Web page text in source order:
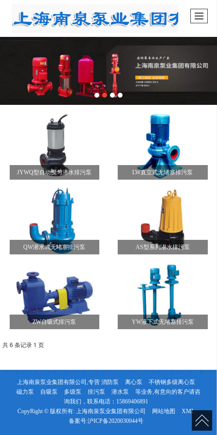
JYWQ型自动搅匀潜水排污泵 LW直立式无堵塞排污泵
QW潜水式无堵塞排污泵 AS型系列潜水排污泵
ZW自吸式排污泵 YW液下式无堵塞排污泵
共 6 条记录 1 页
上海南泉泵业集团有限公司,专营 消防泵 离心泵
不锈钢多级离心泵
磁力泵
自吸泵 多级泵 排污泵 潜水泵
等业务,有意向的客户请咨
询我们，联系电话： 15869406891
CopyRight © 版权所有: 上海南泉泵业集团有限公司 网站地图
XML
备案号:沪ICP备2020030944号